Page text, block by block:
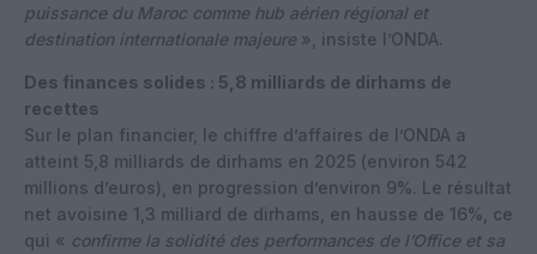
puissance du Maroc comme hub aérien régional et
destination internationale majeure », insiste l’ONDA.
Des finances solides : 5,8 milliards de dirhams de
recettes
Sur le plan financier, le chiffre d’affaires de l’ONDA a
atteint 5,8 milliards de dirhams en 2025 (environ 542
millions d’euros), en progression d’environ 9%. Le résultat
net avoisine 1,3 milliard de dirhams, en hausse de 16%, ce
qui « confirme la solidité des performances de l’Office et sa